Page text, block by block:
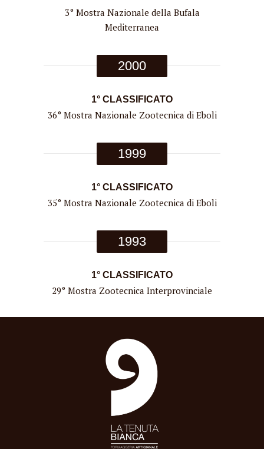
3° Mostra Nazionale della Bufala
Mediterranea
2000
1° CLASSIFICATO
36° Mostra Nazionale Zootecnica di Eboli
1999
1° CLASSIFICATO
35° Mostra Nazionale Zootecnica di Eboli
1993
1° CLASSIFICATO
29° Mostra Zootecnica Interprovinciale